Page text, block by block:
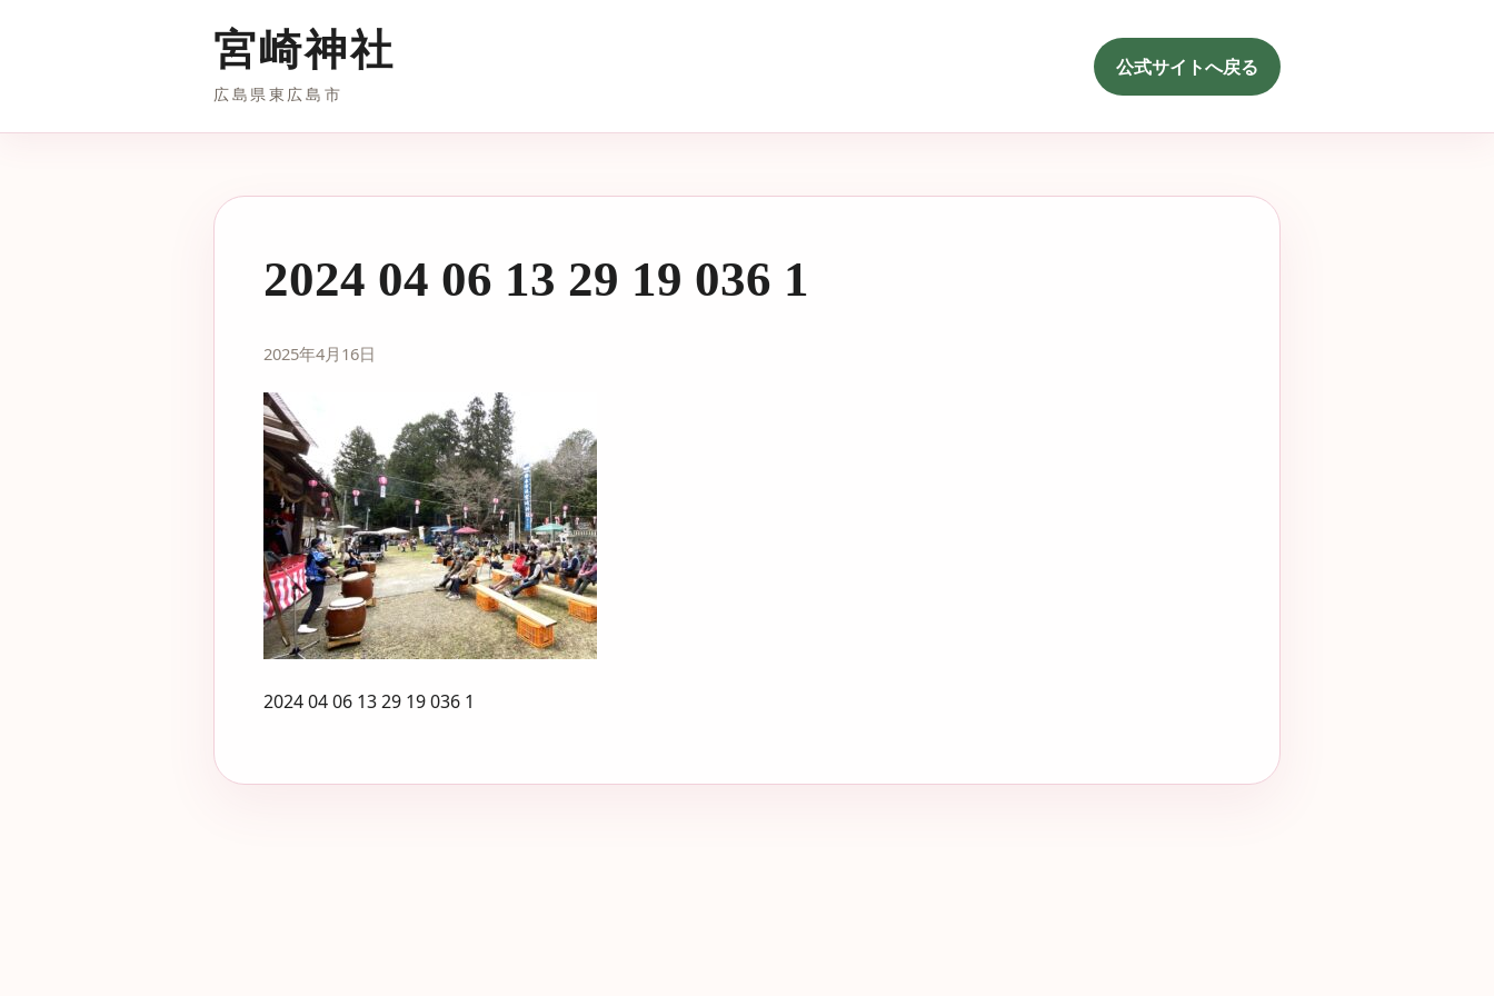
宮崎神社
広島県東広島市
公式サイトへ戻る
2024 04 06 13 29 19 036 1
2025年4月16日
2024 04 06 13 29 19 036 1